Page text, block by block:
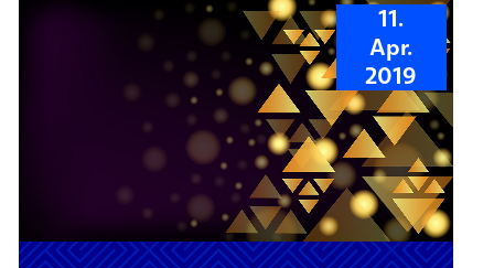
11.
Apr.
2019